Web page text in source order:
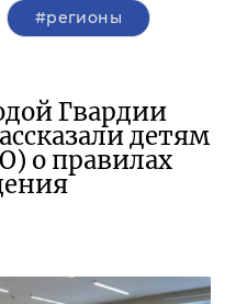
#регионы
Гвардии
детям
о правилах